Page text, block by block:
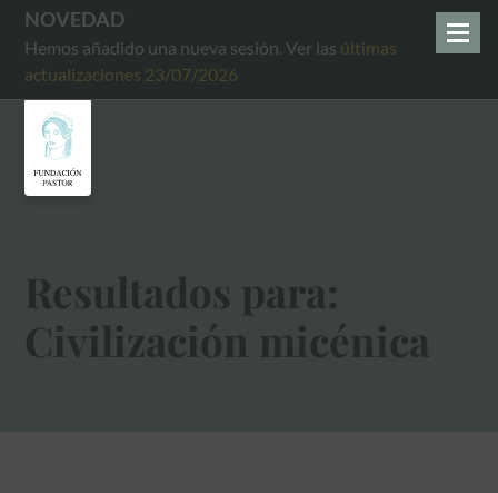
NOVEDAD
Hemos añadido una nueva sesión. Ver las últimas
actualizaciones 23/07/2026
Resultados para:
Civilización micénica